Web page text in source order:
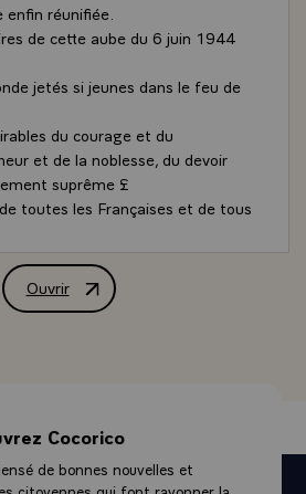
réunifiée.
de cette aube du 6 juin 1944
jetés si jeunes dans le feu de
du courage et du
et de la noblesse, du devoir
suprême £
toutes les Françaises et de tous
de liberté, notre reconnaissance et
et notre admiration.
pour les générations futures,
un devoir. Qu il n'est pas
que vous avez porté si haut et si
du droit, de la dignité et du
la justice et de la démocratie,
Ouvrir
Allocution de M. Jacques Chirac,
Cocorico
de bonnes nouvelles et